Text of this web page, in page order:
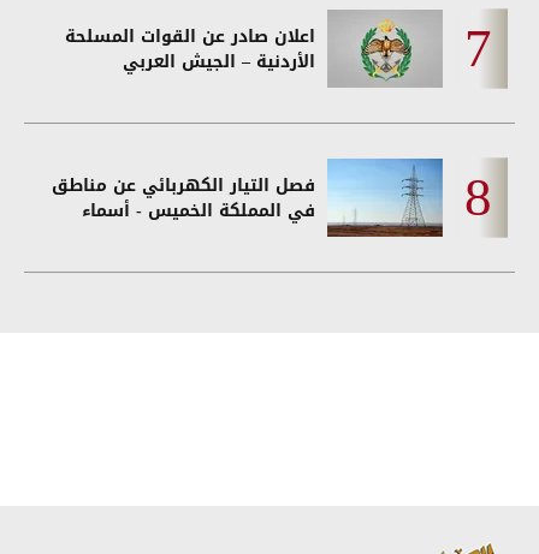
اعلان صادر عن القوات المسلحة
الأردنية – الجيش العربي
فصل التيار الكهربائي عن مناطق
في المملكة الخميس - أسماء